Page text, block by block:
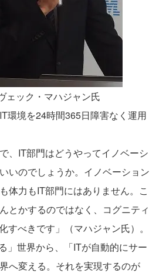
ェック・マハジャン氏
環境を24時間365日障害なく運用
、IT部門はどうやってイノベーシ
いのでしょうか。イノベーション
体力もIT部門にはありません。こ
とかするのではなく、コグニティ
すべきです」（マハジャン氏）。
」世界から、「ITが自動的にサー
へ変える。それを実現するのが